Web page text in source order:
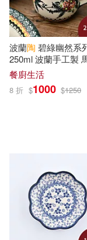
冰波(19)
目川文化編
蘿拉．英格
グラフィス
吉波鳥編輯
財經錢線文
麥田(60)
中國少年兒
中央廣播電
人民衛生出
波蘭陶 碧綠幽然系
250ml 波蘭手工製
杯 水杯 茶杯
餐廚生活
8 折 $1000 $1250